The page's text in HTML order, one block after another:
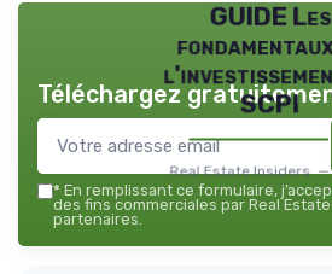
GUIDE Les
SCPI
Real Estate Insiders
Téléchargez
* En remplissant ce formulaire,
des fins commerciales par Real
partenaires.